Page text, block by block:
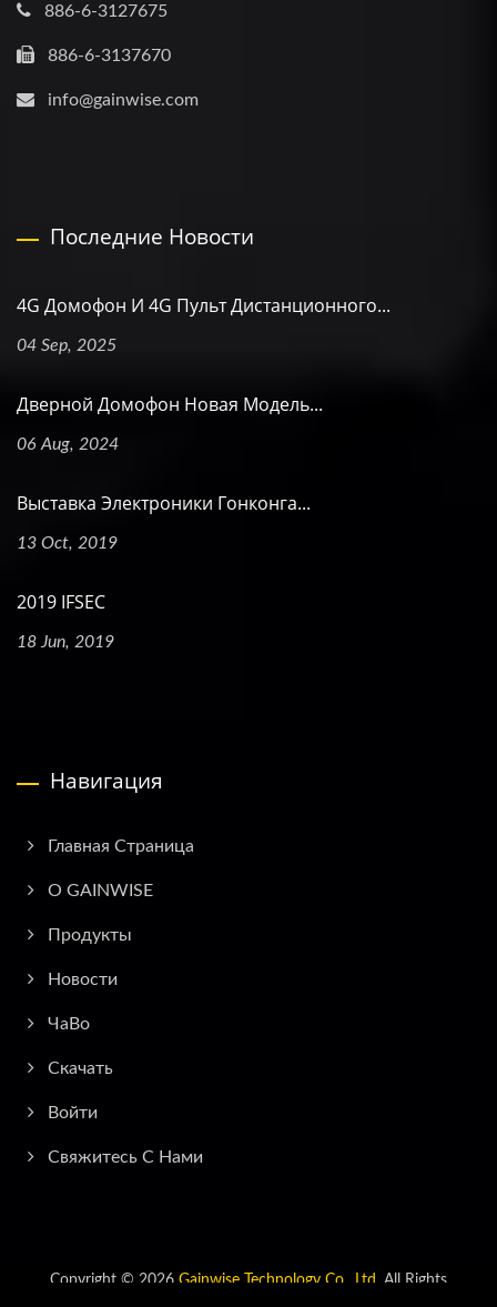
886-6-3127675
886-6-3137670
info@gainwise.com
Последние Новости
4G Домофон И 4G Пульт Дистанционного...
04 Sep, 2025
Дверной Домофон Новая Модель...
06 Aug, 2024
Выставка Электроники Гонконга...
13 Oct, 2019
2019 IFSEC
18 Jun, 2019
Навигация
Главная Страница
О GAINWISE
Продукты
Новости
ЧаВо
Скачать
Войти
Свяжитесь С Нами
Copyright © 2026 Gainwise Technology Co., Ltd.
All Rights